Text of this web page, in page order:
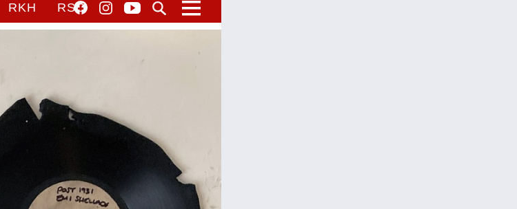
RKH RSO